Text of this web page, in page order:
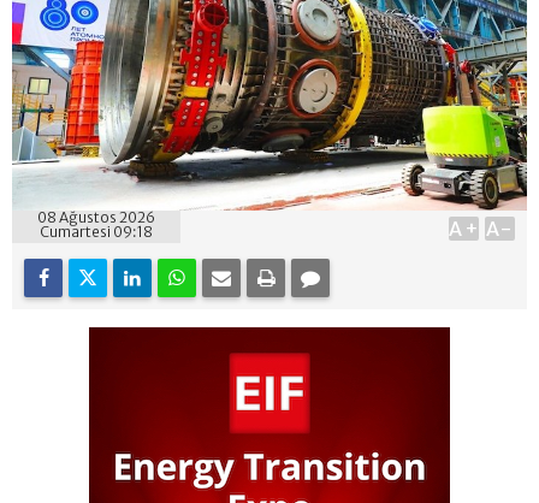
08 Ağustos 2026
Cumartesi 09:18
A+ A-